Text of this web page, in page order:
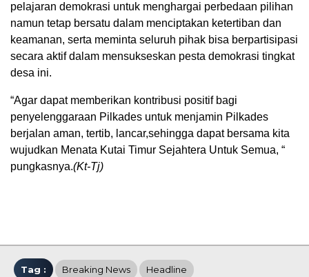
pelajaran demokrasi untuk menghargai perbedaan pilihan
namun tetap bersatu dalam menciptakan ketertiban dan
keamanan, serta meminta seluruh pihak bisa berpartisipasi
secara aktif dalam mensukseskan pesta demokrasi tingkat
desa ini.
“Agar dapat memberikan kontribusi positif bagi
penyelenggaraan Pilkades untuk menjamin Pilkades
berjalan aman, tertib, lancar,sehingga dapat bersama kita
wujudkan Menata Kutai Timur Sejahtera Untuk Semua, “
pungkasnya.(Kt-Tj)
Tag : Breaking News Headline